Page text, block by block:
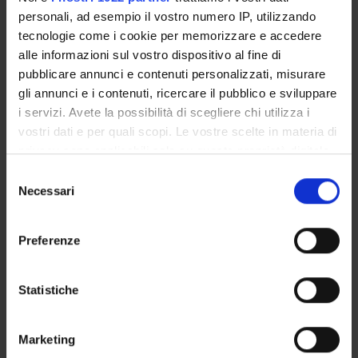
personali, ad esempio il vostro numero IP, utilizzando
tecnologie come i cookie per memorizzare e accedere
alle informazioni sul vostro dispositivo al fine di
pubblicare annunci e contenuti personalizzati, misurare
gli annunci e i contenuti, ricercare il pubblico e sviluppare
i servizi. Avete la possibilità di scegliere chi utilizza i
vostri dati e per quali scopi. Le vostre scelte in materia di
privacy sono applicabili solo su questa proprietà digitale
modificare o revocare il proprio consenso in qualsiasi
momento dalla Dichiarazione sui cookie o facendo clic
raccogliere informazioni sulla tua posizione
geografica, con un'approssimazione di qualche
Identificare il tuo dispositivo, scansionandolo
delNecessari
Preferenze
Statistiche
Marketing
ORGANISATION
GOVERNANCE
COMMITTEES
DEPARTMENT ADMINISTRATION OFFICES
LIBRARIES
Contacts